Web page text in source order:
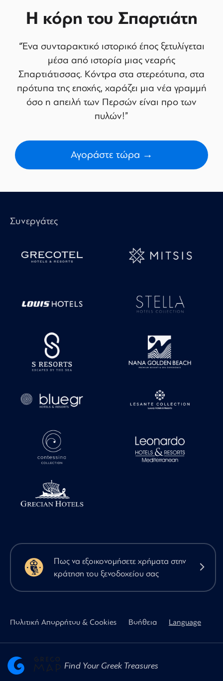
Η κόρη του Σπαρτιάτη
“Ένα συνταρακτικό ιστορικό έπος ξετυλίγεται
μέσα από ιστορία μιας νεαρής
Σπαρτιάτισσας. Κόντρα στα στερεότυπα, στα
πρότυπα της εποχής, χαράζει μια νέα γραμμή
όσο η απειλή των Περσών είναι προ των
πυλών!”
Αγοράστε τώρα →
Συνεργάτες
Πως να εξοικονομήσετε χρήματα στην
κράτηση του ξενοδοχείου σας
Πολιτική Απορρήτου & Cookies Βοήθεια Language
Find Your Greek Treasures